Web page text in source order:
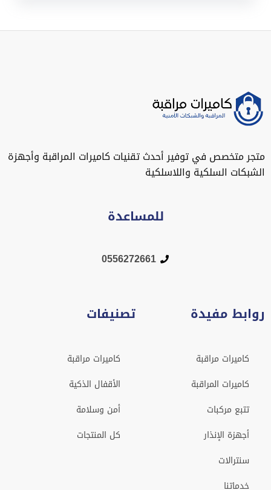
متجر متخصص في توفير أحدث تقنيات كاميرات المراقبة وأجهزة
الشبكات السلكية واللاسلكية
للمساعدة
0556272661
روابط مفيدة
كاميرات مراقبة
كاميرات المراقبة
تتبع مركبات
أجهزة الإنذار
سنترالات
خدماتنا
تصنيفات
كاميرات مراقبة
الأقفال الذكية
أمن وسلامة
كل المنتجات